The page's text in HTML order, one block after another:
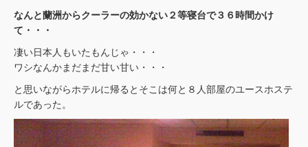
なんと蘭洲からクーラーの効かない２等寝台で３６時間かけ
て・・・
凄い日本人もいたもんじゃ・・・
ワシなんかまだまだ甘い甘い・・・
と思いながらホテルに帰るとそこは何と８人部屋のユースホステ
ルであった。